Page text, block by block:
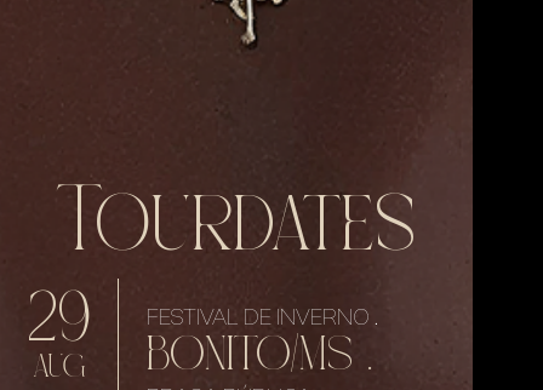
Tourdates
29
AUG
FESTIVAL DE INVERNO .
BONITO/MS .